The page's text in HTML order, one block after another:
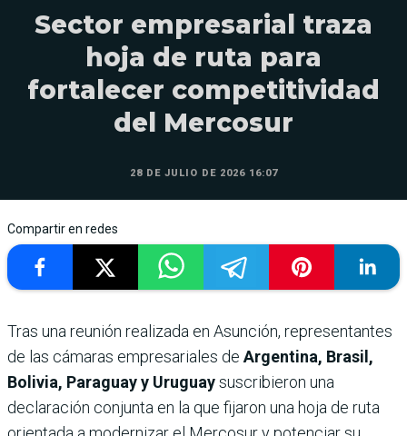
Sector empresarial traza
hoja de ruta para
fortalecer competitividad
del Mercosur
28 DE JULIO DE 2026 16:07
Compartir en redes
Tras una reunión realizada en Asunción, representantes
de las cámaras empresariales de Argentina, Brasil,
Bolivia, Paraguay y Uruguaysuscribieron una
declaración conjunta en la que fijaron una hoja de ruta